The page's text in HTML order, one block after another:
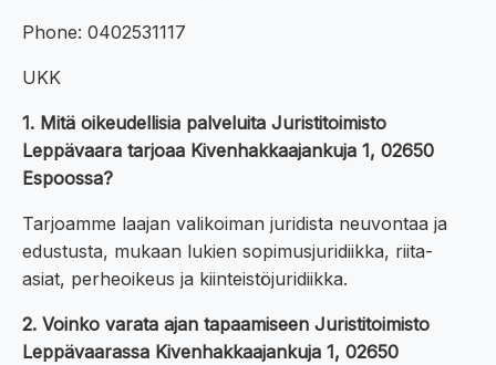
Phone: 0402531117
UKK
1. Mitä oikeudellisia palveluita Juristitoimisto
Leppävaara tarjoaa Kivenhakkaajankuja 1, 02650
Espoossa?
Tarjoamme laajan valikoiman juridista neuvontaa ja
edustusta, mukaan lukien sopimusjuridiikka, riita-
asiat, perheoikeus ja kiinteistöjuridiikka.
2. Voinko varata ajan tapaamiseen Juristitoimisto
Leppävaarassa Kivenhakkaajankuja 1, 02650